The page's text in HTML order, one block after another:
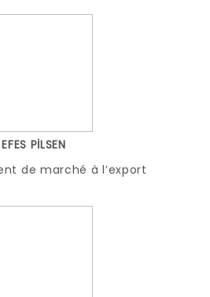
EFES PİLSEN
de marché à l’export